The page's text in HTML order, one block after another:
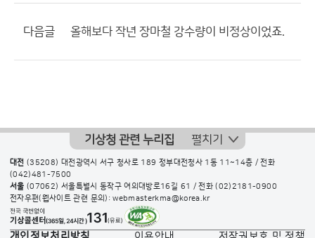
다음글 올해보다 작년 장마철 강수량이 비정상이었죠.
기상청 관련 누리집 펼치기
대전 (35208) 대전광역시 서구 청사로 189 정부대전청사 1동 11~14층 / 전화
(042)481-7500
서울 (07062) 서울특별시 동작구 여의대방로16길 61 / 전화(02)2181-0900
전자우편(웹사이트 관련 문의): webmasterkma@korea.kr